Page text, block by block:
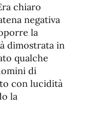
chiaro
negativa
la
dimostrata in
qualche
di
con lucidità
la